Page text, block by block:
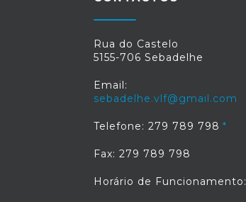
Rua do Castelo
5155-706 Sebadelhe
Email:
sebadelhe.vlf@gmail.com
Telefone: 279 789 798
Fax: 279 789 798
Horário de Funcionamento: